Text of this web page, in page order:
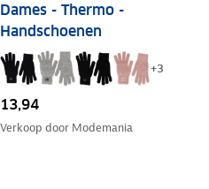
Dames - Thermo -
Handschoenen
+3
13,94
Verkoop door Modemania